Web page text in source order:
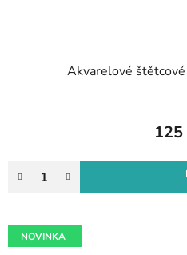
Akvarelové
125
NOVINKA